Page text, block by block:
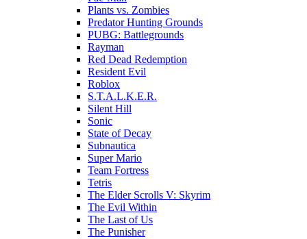
Plants vs. Zombies
Predator Hunting Grounds
PUBG: Battlegrounds
Rayman
Red Dead Redemption
Resident Evil
Roblox
S.T.A.L.K.E.R.
Silent Hill
Sonic
State of Decay
Subnautica
Super Mario
Team Fortress
Tetris
The Elder Scrolls V: Skyrim
The Evil Within
The Last of Us
The Punisher